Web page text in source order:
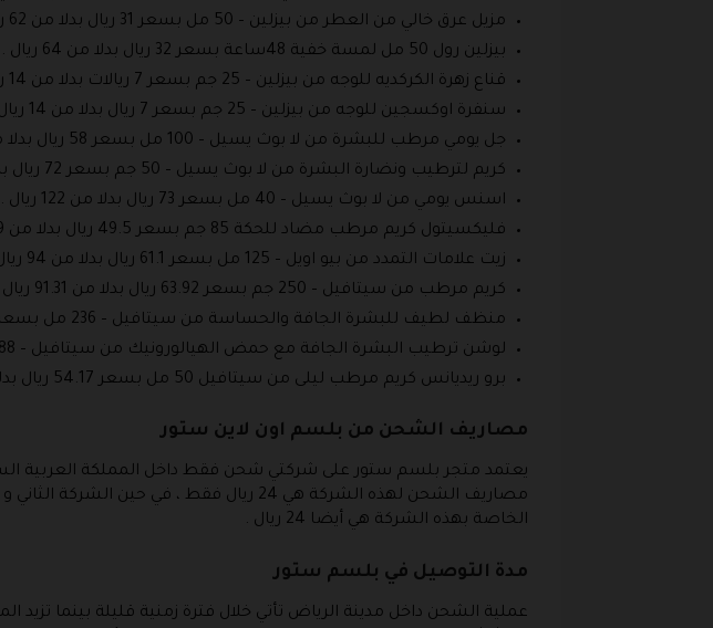
مزيل عرق خالي من العطر من بيزلين – 50 مل بسعر 31 ريال بدلا من 62 ريال .
بيزلين رول 50 مل لمسة خفية 48ساعة بسعر 32 ريال بدلا من 64 ريال .
قناع زهرة الكركديه للوجه من بيزلين – 25 جم بسعر 7 ريالات بدلا من 14 ريال .
سنفرة اوكسجين للوجه من بيزلين – 25 جم بسعر 7 ريال بدلا من 14 ريال .
جل يومي مرطب للبشرة من لا بوث يسيل – 100 مل بسعر 58 ريال بدلا من 104 ريال .
كريم لترطيب ونضارة البشرة من لا بوث يسيل – 50 جم بسعر 72 ريال بدلا من 132 ريال .
اسنس يومي من لا بوث يسيل – 40 مل بسعر 73 ريال بدلا من 122 ريال .
فليكسيتول كريم مرطب مضاد للحكة 85 جم بسعر 49.5 ريال بدلا من 99 ريال .
زيت علامات التمدد من بيو اويل – 125 مل بسعر 61.1 ريال بدلا من 94 ريال .
كريم مرطب من سيتافيل – 250 جم بسعر 63.92 ريال بدلا من 91.31 ريال .
منظف لطيف للبشرة الجافة والحساسة من سيتافيل – 236 مل بسعر 78.4 ريال بدلا من 112 ريال .
لوشن ترطيب البشرة الجافة مع حمض الهيالورونيك من سيتافيل – 88 مل بسعر 50.96 ريال بدلا من 72.8 ريال .
برو ريديانس كريم مرطب ليلى من سيتافيل 50 مل بسعر 54.17 ريال بدلا من 77.39 ريال .
مصاريف الشحن من بلسم اون لاين ستور
يعتمد متجر بلسم ستور على شركتي شحن فقط داخل المملكة العربية
الخاصة بهذه الشركة هي أيضا 24 ريال .
مدة التوصيل في بلسم ستور
عملية الشحن داخل مدينة الرياض تأتي خلال فترة زمنية قليلة بينما